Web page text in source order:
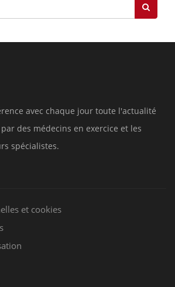
avec chaque jour toute l'actualité
des médecins en exercice et les
spécialistes.
et cookies